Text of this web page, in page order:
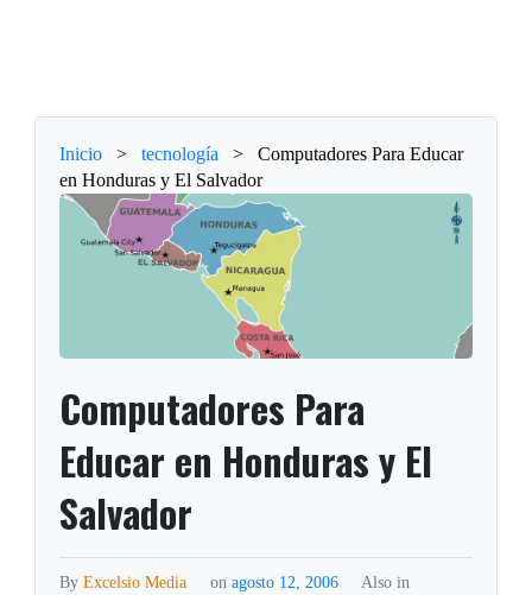
Inicio > tecnología >
Computadores Para Educar
en Honduras y El Salvador
Computadores Para
Educar en Honduras y El
Salvador
ByExcelsio Media on agosto 12, 2006
Also in